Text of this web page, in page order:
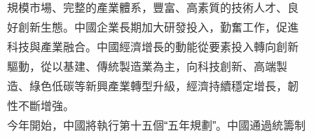
規模市場、完整的產業體系，豐富、高素質的技術人才、良
好創新生態。中國企業長期加大研發投入，勤奮工作，促進
科技與產業融合。中國經濟增長的動能從要素投入轉向創新
驅動，從以基建、傳統製造業為主，向科技創新、高端製
造、綠色低碳等新興產業轉型升級，經濟持續穩定增長，韌
性不斷增強。
今年開始，中國將執行第十五個“五年規劃”。中國通過統籌制